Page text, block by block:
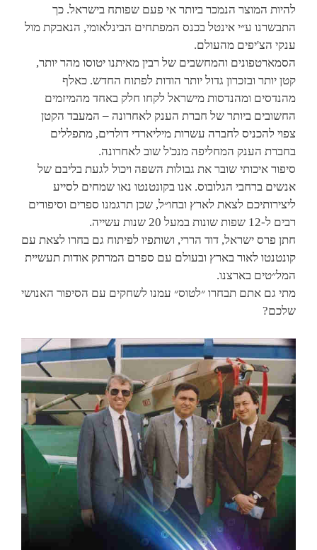
להיות המוצר הנמכר ביותר אי פעם שפותח בישראל. כך
התבשרנו ע״י אינטל בכנס המפתחים הבינלאומי, הנאבקת מול
ענקי הצ'יפים מהעולם.
הסמארטפונים והמחשבים של רבין מאיתנו יטוסו מהר יותר,
קטן יותר ובזכרון גדול יותר הודות לפתוח החדש. כאלף
מהנדסים ומהנדסות מישראל לקחו חלק באחד מהמיזמים
החשובים ביותר של חברת הענק לאחרונה – המעבד הקטן
צפוי להכניס לחברה עשרות מיליארדי דולרים, מתפללים
בחברת הענק המחליפה מנכ'ל שוב לאחרונה.
סיפור איכותי שובר את גבולות השפה ויכול לגעת בליבם של
אנשים ברחבי הגלובוס. אנו בקונטנטו נאו שמחים לסייע
ליצירותיכם לצאת לארץ ובחו״ל, שכן תרגמנו ספרים וסיפורים
רבים ל-12 שפות שונות במעל 20 שנות עשייה.
חתן פרס ישראל, דוד הררי, ושותפיו לפיתוח גם בחרו לצאת עם
קונטנטו לאור בארץ ובעולם עם ספרם המרתק אודות תעשיית
המל״טים בארצנו.
מתי גם אתם תבחרו ״לטוס״ עמנו לשחקים עם הסיפור האנושי
שלכם?